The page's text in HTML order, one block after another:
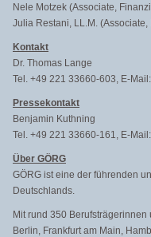
Nele Motzek (Associate,
Julia Restani, LL.M.
Kontakt
Dr. Thomas Lange
Tel. +49 221 33660-603, E-Mail:
Pressekontakt
Benjamin Kuthning
Tel. +49 221 33660-161, E-Mail:
Über GÖRG
GÖRG ist eine der führenden
Deutschlands.
Mit rund 350
Berlin, Frankfurt am Main,